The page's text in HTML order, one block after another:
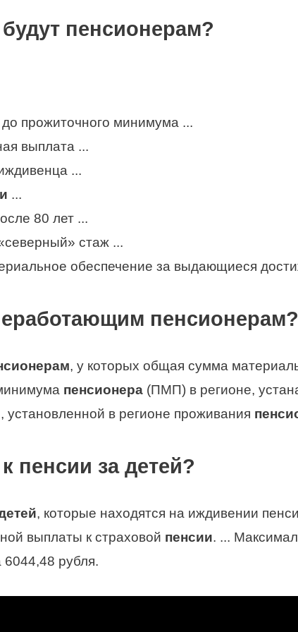
пенсионерам?
прожиточного минимума ...
выплата ...
...
...
80 лет ...
стаж ...
обеспечение за выдающиеся
пенсионерам?
, у которых общая сумма
пенсионера (ПМП) в регионе,
в регионе проживания
пенсии за детей?
, которые находятся на иждивении
выплаты к страховой пенсии. ...
рубля.